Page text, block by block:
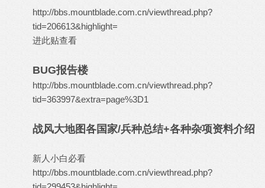
http://bbs.mountblade.com.cn/viewthread.php?
tid=206613&highlight=
进此贴查看
BUG报告楼
http://bbs.mountblade.com.cn/viewthread.php?
tid=363997&extra=page%3D1
战风大地图各国家/兵种总结+各种杂项资料介绍
新人小白必看
http://bbs.mountblade.com.cn/viewthread.php?